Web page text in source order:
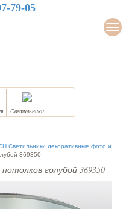
79-05
Светильники
Светильники декоративные фото и
369350
голубой 369350